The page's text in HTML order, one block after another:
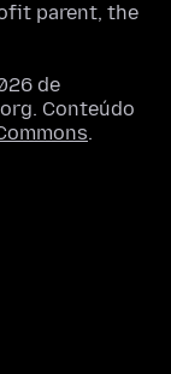
parent, the
de
Conteúdo
.